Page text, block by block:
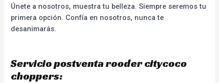
Únete a nosotros, muestra tu belleza. Siempre seremos tu
primera opción. Confía en nosotros, nunca te
desanimarás.
Servicio postventa rooder citycoco
choppers: